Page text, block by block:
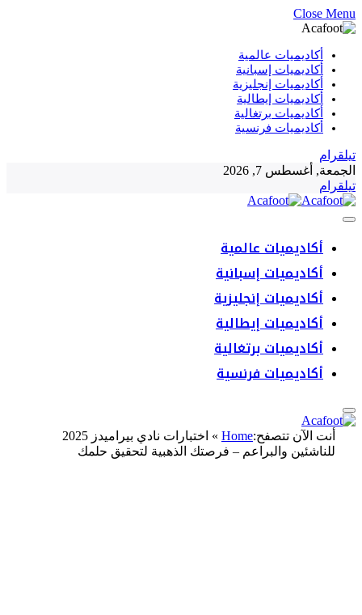
Close Menu
أكاديميات عالمية
أكاديميات إسبانية
أكاديميات إنجليزية
أكاديميات إيطالية
أكاديميات برتغالية
أكاديميات فرنسية
تيلقرام
الجمعة, أغسطس 7, 2026
تيلقرام
أكاديميات عالمية
أكاديميات إسبانية
أكاديميات إنجليزية
أكاديميات إيطالية
أكاديميات برتغالية
أكاديميات فرنسية
أنت الآن تتصفح:Home
»
اختبارات نادي بيراميدز 2025
للناشئين والبراعم – فرصتك الذهبية لتحقيق حلمك